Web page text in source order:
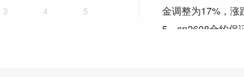
3 4 5
金调整为17%，涨
5、sn2608合约保
证金调整为19%
6、zn2608合约